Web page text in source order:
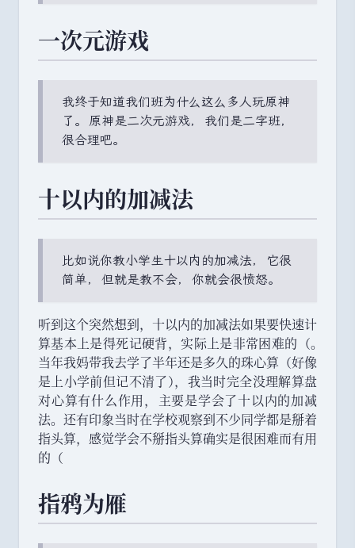
一次元游戏
我终于知道我们班为什么这么多人玩原神
了 。 原神是二次元游戏， 我们是二字班，
很合理吧。
十以内的加减法
比如说你教小学生十以内的加减法，
它很
简单， 但就是教不会， 你就会很愤怒。
听到这个突然想到， 十以内的加减法如果要快速计
算基本上是得死记硬背， 实际上是非常困难的 （。
当年我妈带我去学了半年还是多久的珠心算 （好像
是上小学前但记不清了）， 我当时完全没理解算盘
对心算有什么作用，
主要是学会了十以内的加减
法。 还有印象当时在学校观察到不少同学都是掰着
指头算， 感觉学会不掰指头算确实是很困难而有用
的 （
指鸦为雁